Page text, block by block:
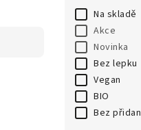
Na skladě
Akce
Novinka
Bez lepku
Vegan
BIO
Bez